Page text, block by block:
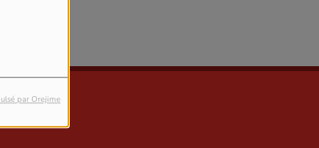
par Orejime